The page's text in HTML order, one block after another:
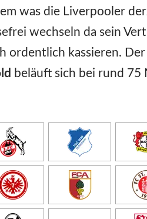
was die Liverpooler
wechseln da sein
ordentlich kassieren.
beläuft sich bei rund 75